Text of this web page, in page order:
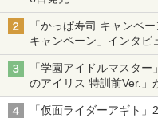
チューバ、テナサクなど
「かっぱ寿司 キャンペ
キャンペーン」インタビ
子どもが楽しめるかっぱ
追求
「学園アイドルマスタ
のアイリス 特訓前Ver.」
「仮面ライダーアギト